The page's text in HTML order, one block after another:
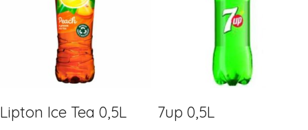
Lipton Ice Tea 0,5L 7up 0,5L